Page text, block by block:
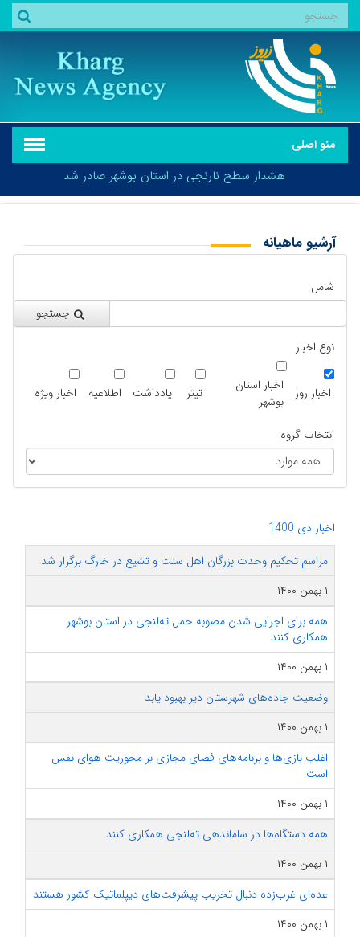
منو اصلی
هشدار سطح نارنجی در استان بوشهر صادر شد
آرشیو ماهیانه
شامل
جستجو
نوع اخبار
اخبار روز
اخبار استان
بوشهر
تیتر یادداشت اطلاعیه اخبار ویژه
انتخاب گروه
اخبار دی 1400
مراسم تحکیم وحدت بزرگان اهل سنت و تشیع در خارگ برگزار شد
۱ بهمن ۱۴۰۰
همه برای اجرایی شدن مصوبه حمل ته‌لنجی در استان بوشهر
همکاری کنند
۱ بهمن ۱۴۰۰
وضعیت جاده‌های شهرستان دیر بهبود یابد
۱ بهمن ۱۴۰۰
اغلب بازی‌ها و برنامه‌های فضای مجازی بر محوریت هوای نفس
است
۱ بهمن ۱۴۰۰
همه دستگاه‌ها در ساماندهی ته‌لنجی همکاری کنند
۱ بهمن ۱۴۰۰
عده‌ای غرب‌زده دنبال تخریب پیشرفت‌های دیپلماتیک کشور هستند
۱ بهمن ۱۴۰۰